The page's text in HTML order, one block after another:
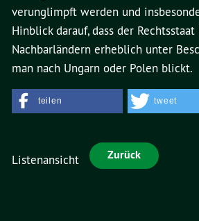
verunglimpft werden und
Hinblick darauf, dass der
Nachbarländern erheblich unter
man nach Ungarn oder Polen blickt.
teilen tweet
Listenansicht Zurück